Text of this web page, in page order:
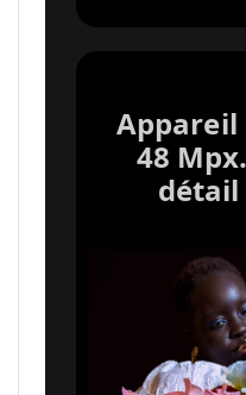
Appareil
48
détail